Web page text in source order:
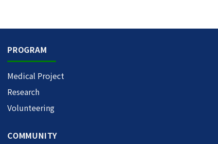
PROGRAM
Medical Project
Research
Volunteering
COMMUNITY